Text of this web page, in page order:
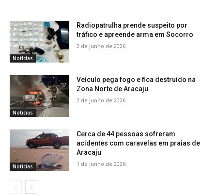
Noticias
Radiopatrulha prende suspeito por
tráfico e apreende arma em Socorro
2 de junho de 2026
Noticias
Veículo pega fogo e fica destruído na
Zona Norte de Aracaju
2 de junho de 2026
Noticias
Cerca de 44 pessoas sofreram
acidentes com caravelas em praias de
Aracaju
1 de junho de 2026